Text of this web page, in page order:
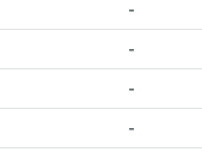
-
-
-
-